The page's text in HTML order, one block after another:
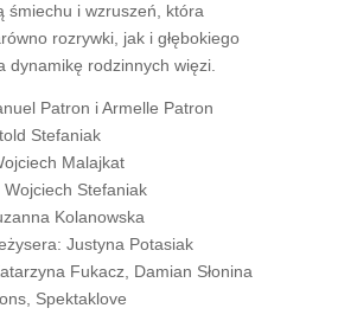
śmiechu i wzruszeń, która
rozrywki, jak i głębokiego
dynamikę rodzinnych więzi.
Patron i Armelle Patron
Stefaniak
Malajkat
Stefaniak
Kolanowska
Justyna Potasiak
Fukacz, Damian Słonina
Spektaklove